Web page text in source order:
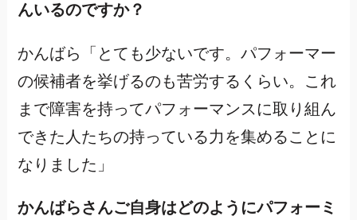
んいるのですか？
かんばら「とても少ないです。パフォーマー
の候補者を挙げるのも苦労するくらい。これ
まで障害を持ってパフォーマンスに取り組ん
できた人たちの持っている力を集めることに
なりました」
かんばらさんご自身はどのようにパフォーミ